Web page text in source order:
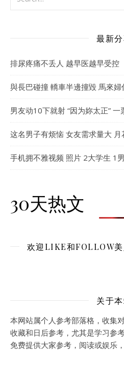
最新
排尿疼痛不丢人 越早医越早受控
與長巴碰撞 轎車半邊撞毀 馬來婦
男友动10下就射 “因为妳太正” 一
这名男子有烦恼 女友需求量大
手机拥不雅视频 照片 2大学生 1
30天热文
欢迎LIKE和FOLLOW
关于
本网站属个人参考部落格，收集
收藏和日后参考，尤其是学习参
免费提供大家参考，阅读或娱乐